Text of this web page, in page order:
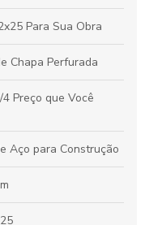
para Aplicações
Para Sua Obra
Chapa Perfurada
Preço que Você
Aço para Construção